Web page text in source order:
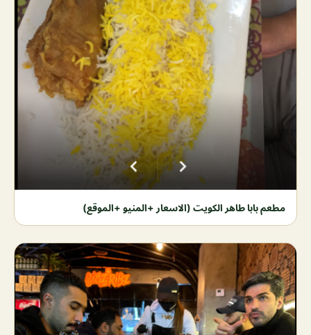
مطعم بابا طاهر الكويت (الاسعار +المنيو +الموقع)